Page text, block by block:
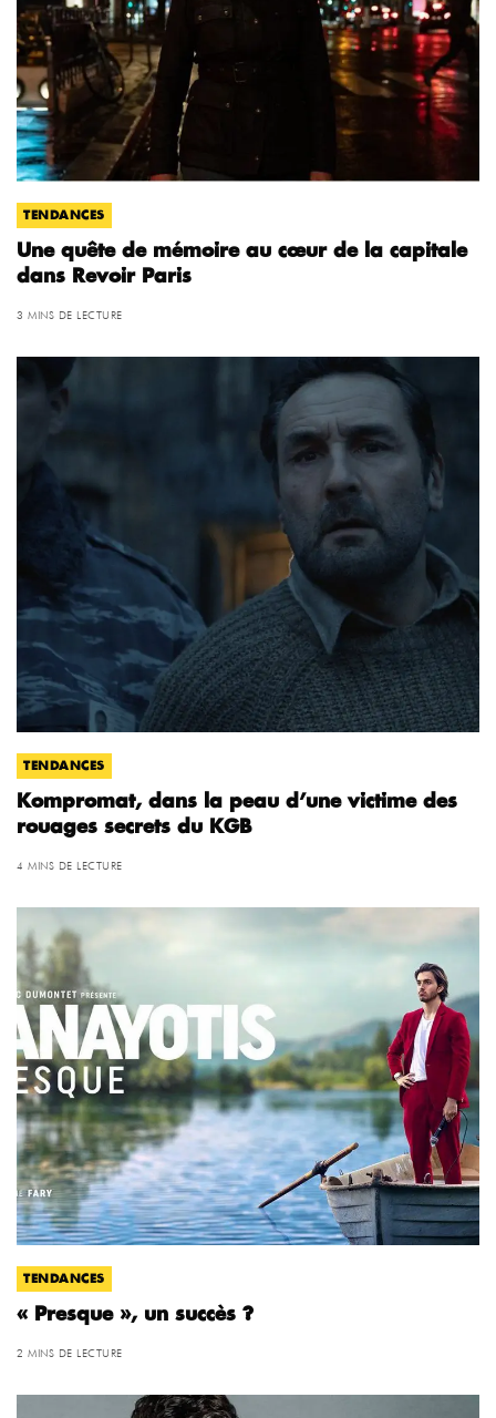
TENDANCES
Une quête de mémoire au cœur de la capitale
dans Revoir Paris
3 MINS DE LECTURE
TENDANCES
Kompromat, dans la peau d’une victime des
rouages secrets du KGB
4 MINS DE LECTURE
TENDANCES
« Presque », un succès ?
2 MINS DE LECTURE